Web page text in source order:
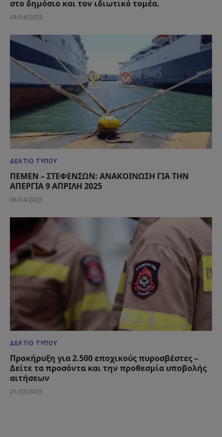
στο δημόσιο και τον ιδιωτικό τομέα.
09/04/2025
ΔΕΛΤΊΟ ΤΎΠΟΥ
ΠΕΜΕΝ – ΣΤΕΦΕΝΣΩΝ: ΑΝΑΚΟΙΝΩΣΗ ΓΙΑ ΤΗΝ
ΑΠΕΡΓΙΑ 9 ΑΠΡΙΛΗ 2025
06/04/2025
ΔΕΛΤΊΟ ΤΎΠΟΥ
Προκήρυξη για 2.500 εποχικούς πυροσβέστες –
Δείτε τα προσόντα και την προθεσμία υποβολής
αιτήσεων
21/03/2025